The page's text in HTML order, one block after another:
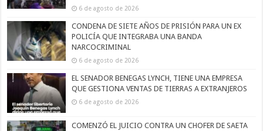
6 de agosto de 2026
CONDENA DE SIETE AÑOS DE PRISIÓN PARA UN EX
POLICÍA QUE INTEGRABA UNA BANDA
NARCOCRIMINAL
6 de agosto de 2026
EL SENADOR BENEGAS LYNCH, TIENE UNA EMPRESA
QUE GESTIONA VENTAS DE TIERRAS A EXTRANJEROS
6 de agosto de 2026
COMENZÓ EL JUICIO CONTRA UN CHOFER DE SAETA